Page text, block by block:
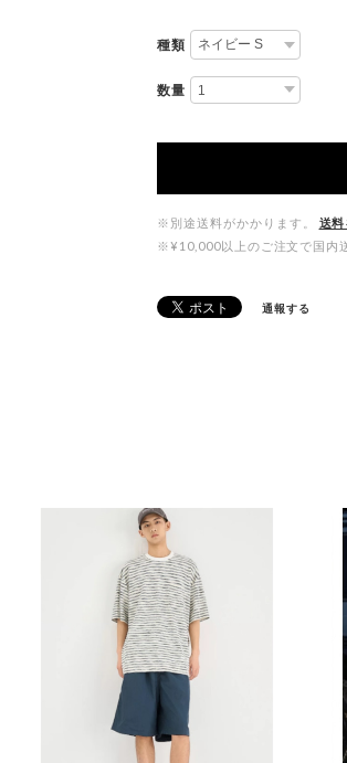
種類
数量
※別途送料がかかります。
送
※¥10,000以上のご注文で国内
通報する